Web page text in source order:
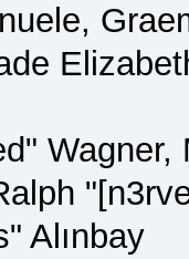
Wagner,
Alınbay